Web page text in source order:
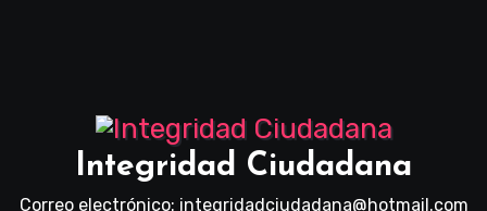
Integridad Ciudadana
Correo electrónico: integridadciudadana@hotmail.com